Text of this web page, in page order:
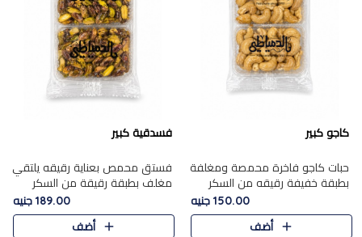
كاجو كبير
حبات كاجو فاخرة محمصة ومغلفة
بطبقة خفيفة رقيقه من السكر
المكرمل، تجمع بين توازن النعومة
زبدية غنية فاخرة والقرمشة
المرضية في حلوى شرقية بطاب..
150.00 جنيه
أضف
فسدقية كبير
فستق محمص بعناية رقيقه يلتقي
مغلف بطبقة رقيقة من السكر
المكرمل، ليقدم مذاقًا فاخرًا حلوي
شرقية فاخرة ونكهة غنية ناتي تميز
كل قطعة و قوام هش
189.00 جنيه
أضف